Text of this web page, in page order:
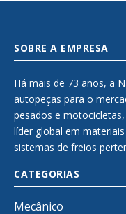
SOBRE A EMPRESA
Há mais de 73 anos, a
autopeças para o
pesados e
líder global em
sistemas de freios
CATEGORIAS
Mecânico